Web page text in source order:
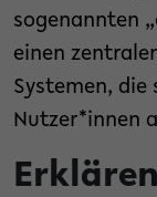
sogenannten
einen
Systemen, die
Nutzer*innen